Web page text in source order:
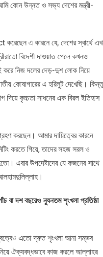
কোন উন্নত ও সভ্য দেশের মন্ত্রী-
এ কারনে যে, দেশের স্বার্থে
বিদেশী দাওয়াত পেলে কখনও
করে নিজ দলের দেড়-দুশ লোক নিয়ে
কোষাগারের এ হরিলুট দেখেছি। কিন্তু
দিয়ে কৃচ্চতা সাধনের এক বিরল ইতিহাস
করছেন। আমার দায়িত্বের কারনে
করতে গিয়ে, তাদের সহজ সরল ও
এবার উপদেষ্টাদের যে কজনের সাথে
দশ বছরেও ন্যুনতম শৃংখলা প্রতিষ্ঠা
এতো দ্রুত শৃংখলা আনা সম্ভব
ঐক্যবদ্ধভাবে কাজ করলে আল্লাহর